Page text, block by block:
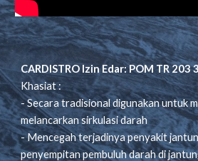
CARDISTRO Izin Edar: POM TR 203
Khasiat :
- Secara tradisional digunakan untuk
melancarkan sirkulasi darah
- Mencegah terjadinya penyakit
penyempitan pembuluh darah di